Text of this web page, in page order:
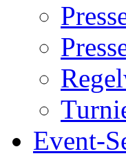
Event-